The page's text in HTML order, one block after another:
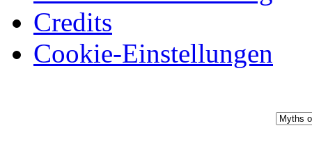
Campus ein!
⟩⟩22.11.2024:Das
Credits
Cookie-Einstellungen